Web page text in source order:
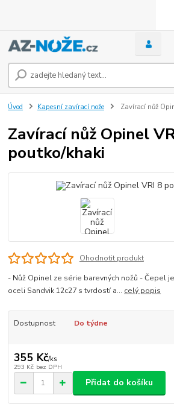
Úvod Kapesní zavírací nože Zavírací nůž
Zavírací nůž Opinel
poutko/khaki
Ohodnotit produkt
- Nůž Opinel ze série barevných nožů - Čepel
oceli Sandvik 12c27 s tvrdostí a... celý popis
Dostupnost Do týdne
355 Kč/ks
293 Kč bez DPH
Přidat do košíku